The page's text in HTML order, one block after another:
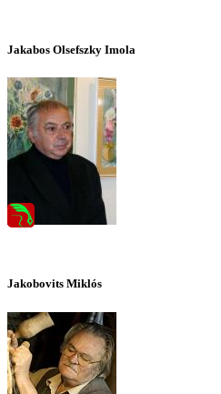
Jakabos Olsefszky Imola
Jakobovits Miklós